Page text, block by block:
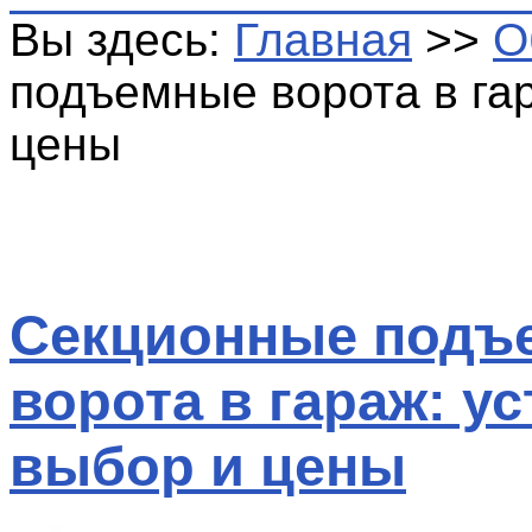
Вы здесь: Главная >>
подъемные ворота в
цены
Секционные
ворота в гараж:
выбор и цены